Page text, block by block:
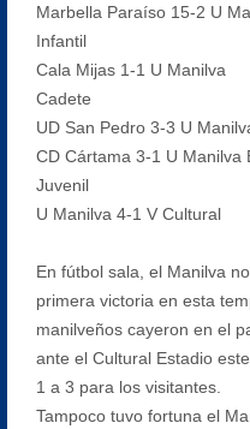
Marbella Paraíso 15-2 U
Infantil
Cala Mijas 1-1 U Manilva
Cadete
UD San Pedro 3-3 U
CD Cártama 3-1 U Manilva
Juvenil
U Manilva 4-1 V Cultural
En fútbol sala, el Manilva
primera victoria en esta
manilveños cayeron en el
ante el Cultural Estadio
1 a 3 para los visitantes.
Tampoco tuvo fortuna el